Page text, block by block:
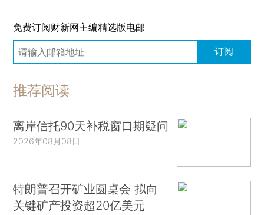
免费订阅财新网主编精选版电邮
订阅
推荐阅读
离岸信托90天补税窗口期疑问
2026年08月08日
特朗普召开矿业圆桌会 拟向
关键矿产投资超20亿美元